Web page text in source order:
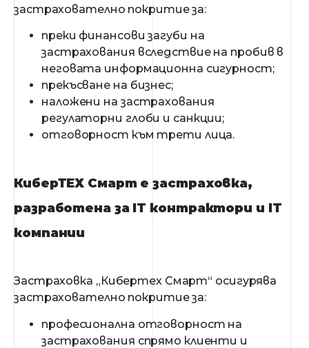
застрахователно покритие за:
преки финансови загуби на
застрахования вследствие на пробив в
неговата информационна сигурност;
прекъсване на бизнес;
наложени на застрахования
регулаторни глоби и санкции;
отговорност към трети лица.
КиберТЕХ Смарт е застраховка,
разработена за IT контрактори и IT
компании
Застраховка „Кибертех Смарт“ осигурява
застрахователно покритие за:
професионална отговорност на
застрахования спрямо клиенти и